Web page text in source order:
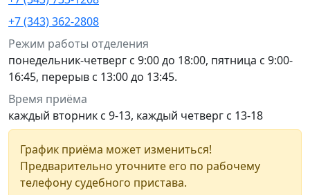
+7 (343) 362-2808
Режим работы отделения
понедельник-четверг с 9:00 до 18:00, пятница с 9:00-
16:45, перерыв с 13:00 до 13:45.
Время приёма
каждый вторник с 9-13, каждый четверг с 13-18
График приёма может измениться!
Предварительно уточните его по рабочему
телефону судебного пристава.